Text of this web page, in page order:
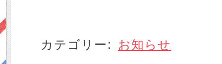
カテゴリー: お知らせ